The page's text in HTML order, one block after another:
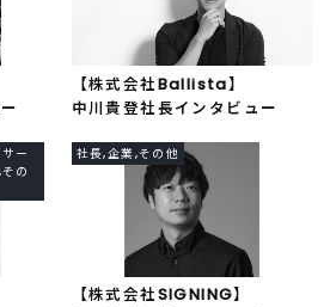
【株式会社Ballista】
中川貴登社長インタビュー
ー
の
社長,企業,その他
【株式会社SIGNING】